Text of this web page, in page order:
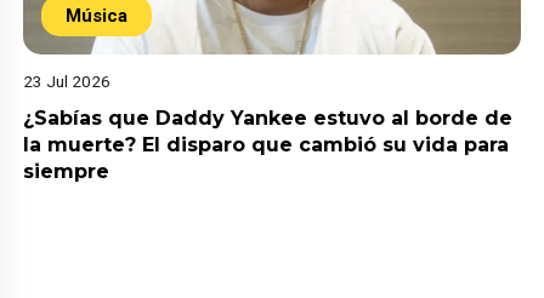
Música
23 Jul 2026
¿Sabías que Daddy Yankee estuvo al borde de
la muerte? El disparo que cambió su vida para
siempre